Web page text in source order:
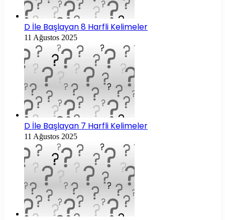
D İle Başlayan 8 Harfli Kelimeler
11 Ağustos 2025
D İle Başlayan 7 Harfli Kelimeler
11 Ağustos 2025